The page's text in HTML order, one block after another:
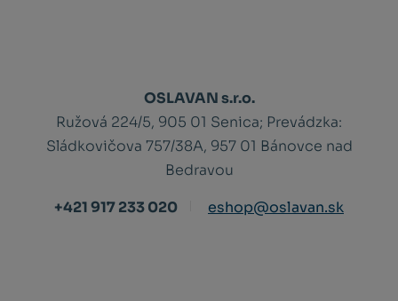
OSLAVAN s.r.o.
Ružová 224/5, 905 01 Senica; Prevádzka:
Sládkovičova 757/38A, 957 01 Bánovce nad
Bedravou
+421 917 233 020
eshop@oslavan.sk